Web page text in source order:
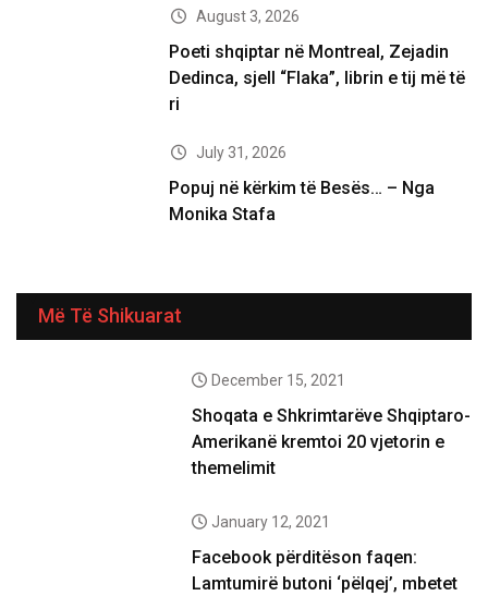
August 3, 2026
Poeti shqiptar në Montreal, Zejadin
Dedinca, sjell “Flaka”, librin e tij më të
ri
July 31, 2026
Popuj në kërkim të Besës… – Nga
Monika Stafa
Më Të Shikuarat
December 15, 2021
Shoqata e Shkrimtarëve Shqiptaro-
Amerikanë kremtoi 20 vjetorin e
themelimit
January 12, 2021
Facebook përditëson faqen:
Lamtumirë butoni ‘pëlqej’, mbetet